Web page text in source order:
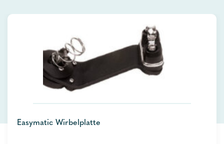
Easymatic Wirbelplatte